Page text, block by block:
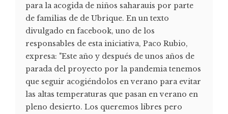
para la acogida de niños saharauis por parte
de familias de de Ubrique. En un texto
divulgado en facebook, uno de los
responsables de esta iniciativa, Paco Rubio,
expresa: "Este año y después de unos años de
parada del proyecto por la pandemia tenemos
que seguir acogiéndolos en verano para evitar
las altas temperaturas que pasan en verano en
pleno desierto. Los queremos libres pero